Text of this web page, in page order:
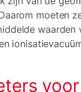
moeten
waarden
voor